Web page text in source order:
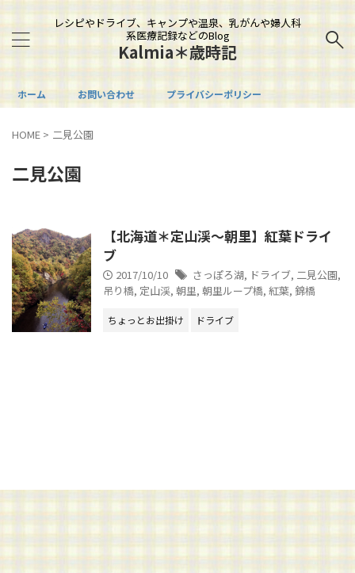
レシピやドライブ、キャンプや温泉、乳がんや婦人科
系医療記録などのBlog
Kalmia＊歳時記
ホーム お問い合わせ プライバシーポリシー
HOME > 二見公園
二見公園
【北海道＊定山渓～朝里】紅葉ドライ
ブ
2017/10/10 さっぽろ湖, ドライブ, 二見公園,
吊り橋, 定山渓, 朝里, 朝里ループ橋, 紅葉, 錦橋
ちょっとお出掛け ドライブ